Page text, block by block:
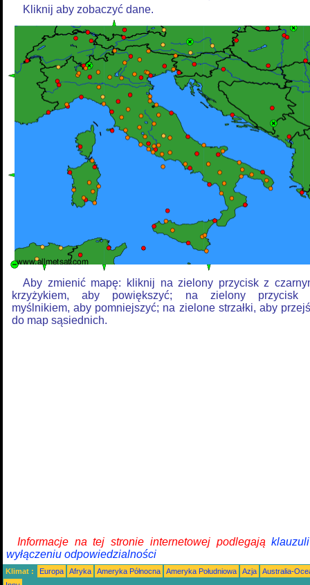
Kliknij aby zobaczyć dane.
Aby zmienić mapę: kliknij na zielony przycisk z
krzyżykiem, aby powiększyć; na zielony przycisk
myślnikiem, aby pomniejszyć; na zielone strzałki, aby
do map sąsiednich.
Informacje na tej stronie internetowej podlegają
wyłączeniu odpowiedzialności
Klimat : Europa Afryka Ameryka Północna Ameryka Południowa Azja
Australia-